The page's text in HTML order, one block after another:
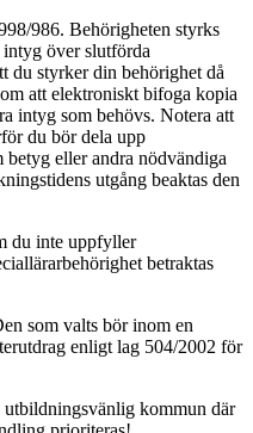
986. Behörigheten styrks
över slutförda
du styrker din behörighet då
att elektroniskt bifoga kopia
intyg som behövs. Notera att
du bör dela upp
eller andra nödvändiga
utgång beaktas den
du inte uppfyller
betraktas
som valts bör inom en
enligt lag 504/2002 för
kommun där